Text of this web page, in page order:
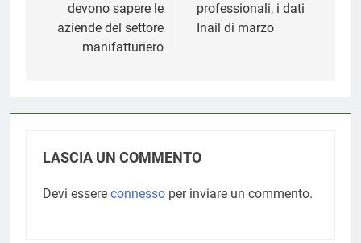
devono sapere le
aziende del settore
manifatturiero
professionali, i dati
Inail di marzo
LASCIA UN COMMENTO
Devi essere connesso per inviare un commento.